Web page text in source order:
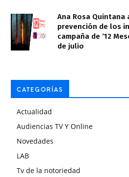
Ana Rosa Quintana
prevención de los
campaña de ‘12
de julio
CATEGORÍAS
Actualidad
Audiencias TV Y Online
Novedades
LAB
Tv de la notoriedad